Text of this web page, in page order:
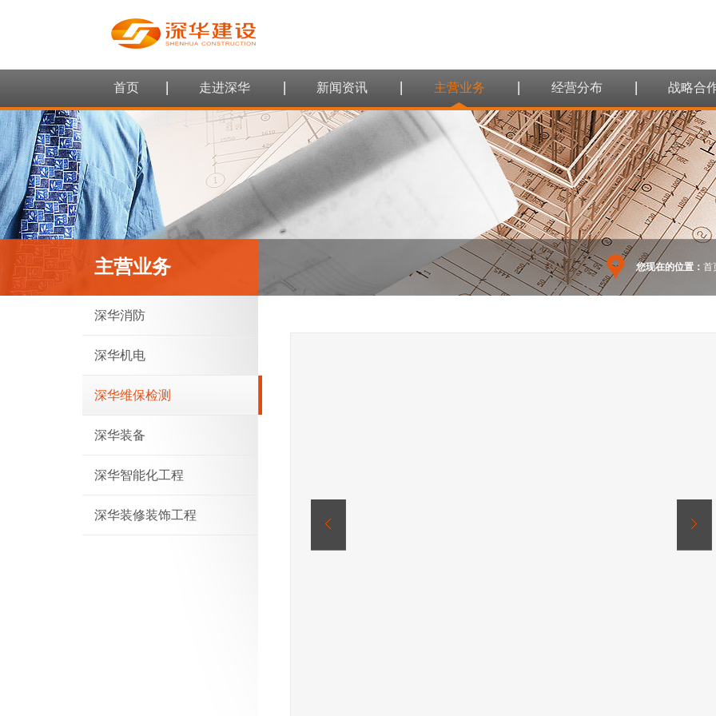
首页 走进深华 新闻资讯 主营业务 经营分布 战略合
主营业务
深华消防
深华机电
深华维保检测
深华装备
深华智能化工程
深华装修装饰工程
您现在的位置： 首